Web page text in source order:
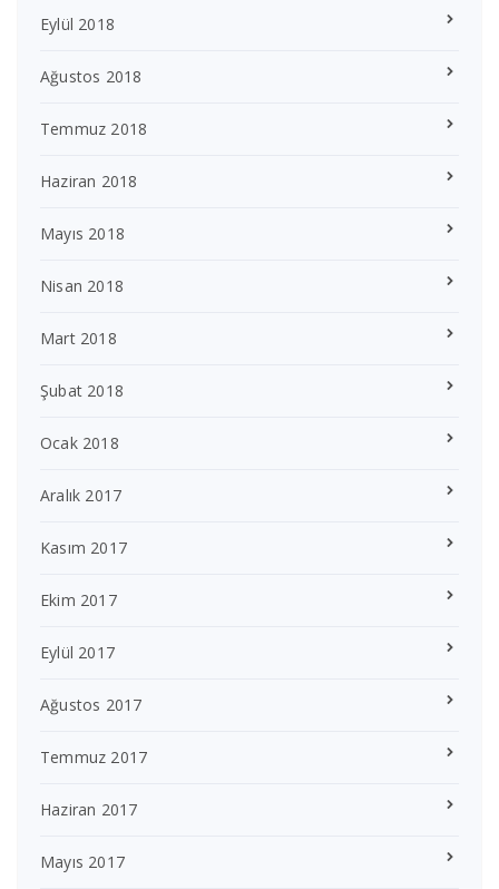
Eylül 2018
Ağustos 2018
Temmuz 2018
Haziran 2018
Mayıs 2018
Nisan 2018
Mart 2018
Şubat 2018
Ocak 2018
Aralık 2017
Kasım 2017
Ekim 2017
Eylül 2017
Ağustos 2017
Temmuz 2017
Haziran 2017
Mayıs 2017